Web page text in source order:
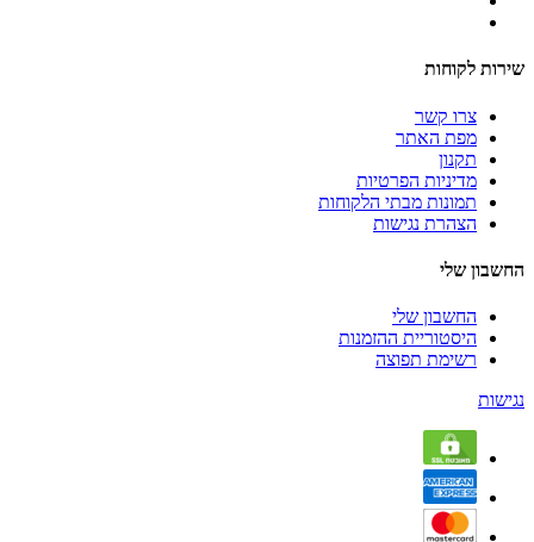
שירות לקוחות
צרו קשר
מפת האתר
תקנון
מדיניות הפרטיות
תמונות מבתי הלקוחות
הצהרת נגישות
החשבון שלי
החשבון שלי
היסטוריית ההזמנות
רשימת תפוצה
נגישות